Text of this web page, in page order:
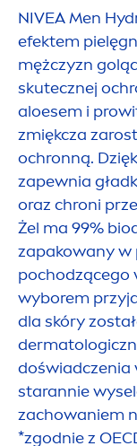
NIVEAMen
efektem
mężczyzn
skutecznej
aloesem i
zmiękcza
ochronną.
zapewnia
oraz chroni
Żel ma 99%
zapakowany w
pochodzącego
wyborem
dla skóry
doświadczenia
starannie
zachowaniem
*zgodnie z